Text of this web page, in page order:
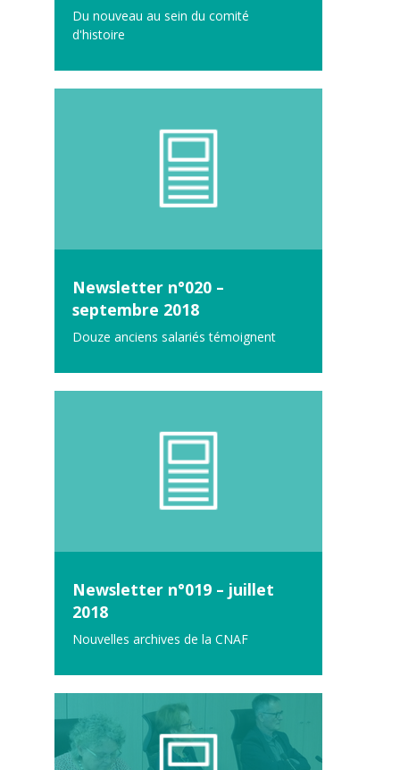
Du nouveau au sein du comité
d'histoire
Newsletter n°020 –
septembre 2018
Douze anciens salariés témoignent
Newsletter n°019 – juillet
2018
Nouvelles archives de la CNAF